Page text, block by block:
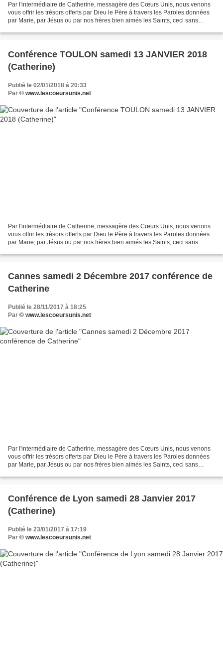
Par l'intermédiaire de Catherine, messagère des Cœurs Unis, nous venons
vous offrir les trésors offerts par Dieu le Père à travers les Paroles données
par Marie, par Jésus ou par nos frères bien aimés les Saints, ceci sans
Conférence TOULON samedi 13 JANVIER 2018
(Catherine)
Publié le 02/01/2018 à 20:33
Par © www.lescoeursunis.net
Par l'intermédiaire de Catherine, messagère des Cœurs Unis, nous venons
vous offrir les trésors offerts par Dieu le Père à travers les Paroles données
par Marie, par Jésus ou par nos frères bien aimés les Saints, ceci sans
Cannes samedi 2 Décembre 2017 conférence de
Catherine
Publié le 28/11/2017 à 18:25
Par © www.lescoeursunis.net
Par l'intermédiaire de Catherine, messagère des Cœurs Unis, nous venons
vous offrir les trésors offerts par Dieu le Père à travers les Paroles données
par Marie, par Jésus ou par nos frères bien aimés les Saints, ceci sans
Conférence de Lyon samedi 28 Janvier 2017
(Catherine)
Publié le 23/01/2017 à 17:19
Par © www.lescoeursunis.net